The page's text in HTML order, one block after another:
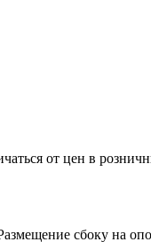
от цен в
сбоку на